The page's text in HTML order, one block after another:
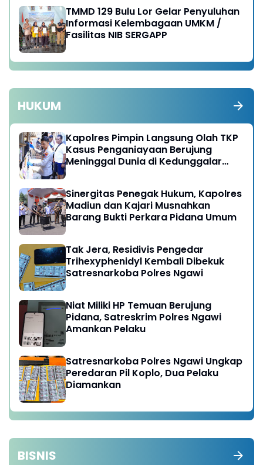
TMMD 129 Bulu Lor Gelar Penyuluhan
Informasi Kelembagaan UMKM /
Fasilitas NIB SERGAPP
HUKUM
Kapolres Pimpin Langsung Olah TKP
Kasus Penganiayaan Berujung
Meninggal Dunia di Kedunggalar
Sinergitas Penegak Hukum, Kapolres
Madiun dan Kajari Musnahkan
Barang Bukti Perkara Pidana Umum
Tak Jera, Residivis Pengedar
Trihexyphenidyl Kembali Dibekuk
Satresnarkoba Polres Ngawi
Niat Miliki HP Temuan Berujung
Pidana, Satreskrim Polres Ngawi
Amankan Pelaku
Satresnarkoba Polres Ngawi Ungkap
Peredaran Pil Koplo, Dua Pelaku
Diamankan
BISNIS